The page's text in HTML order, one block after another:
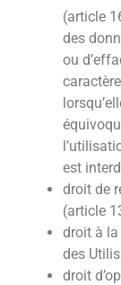
(article
des
ou
est
droit de
(article
droit à
des
droit